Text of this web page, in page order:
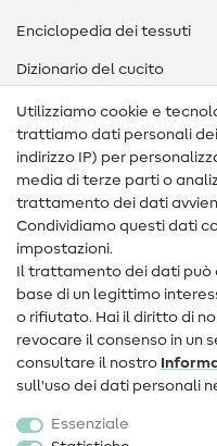
Enciclopedia dei tessuti
Dizionario del cucito
Nähanleitungen
Assistenza e
Contatto
Informazioni sul nuovo
FAQ
Diritto di recesso
Popolare
Accessori cucito
Utilizziamo cookie e
trattiamo dati personali
indirizzo IP) per
media di terze parti o
trattamento dei dati
Condividiamo questi dati
impostazioni.
Il trattamento dei dati può
base di un legittimo
o rifiutato. Hai il diritto di
revocare il consenso in un
consultare il nostro
sull'uso dei dati personali
Essenziale